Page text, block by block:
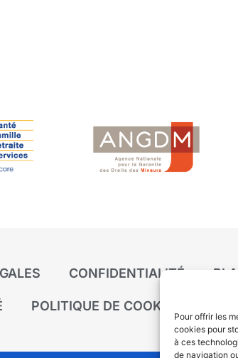
Pour offrir les
cookies pour
à ces
de navigation
CONFIDENTIALITÉ
POLITIQUE DE COOKIES (UE)